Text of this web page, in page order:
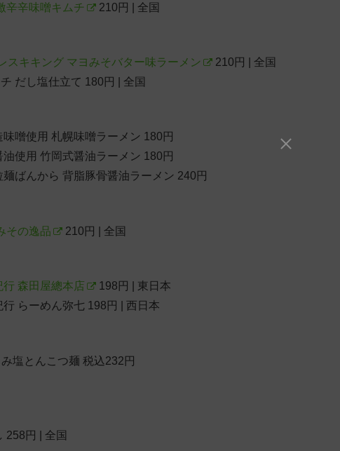
辛辛味噌キムチ 210円 | 全国
スキキング マヨみそバター味ラーメン
210円 | 全国
だし塩仕立て 180円 | 全国
味噌使用 札幌味噌ラーメン 180円
油使用 竹岡式醤油ラーメン 180円
麺ばんから 背脂豚骨醤油ラーメン 240円
その逸品 210円 | 全国
森田屋總本店
198円 | 東日本
行 らーめん弥七 198円 | 西日本
塩とんこつ麺 税込232円
258円 | 全国